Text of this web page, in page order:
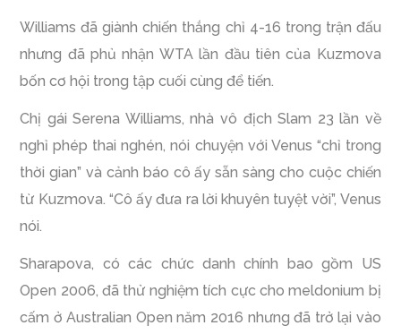
Williams đã giành chiến thắng chỉ 4-16 trong trận đấu
nhưng đã phủ nhận WTA lần đầu tiên của Kuzmova
bốn cơ hội trong tập cuối cùng để tiến.
Chị gái Serena Williams, nhà vô địch Slam 23 lần về
nghỉ phép thai nghén, nói chuyện với Venus “chỉ trong
thời gian” và cảnh báo cô ấy sẵn sàng cho cuộc chiến
từ Kuzmova. “Cô ấy đưa ra lời khuyên tuyệt vời”, Venus
nói.
Sharapova, có các chức danh chính bao gồm US
Open 2006, đã thử nghiệm tích cực cho meldonium bị
cấm ở Australian Open năm 2016 nhưng đã trở lại vào